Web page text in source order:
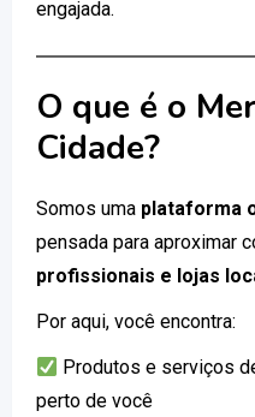
engajada.
O que é o
Cidade?
Somos uma plataforma
pensada para aproximar
profissionais e lojas
Por aqui, você encontra:
Produtos e serviços
perto de você